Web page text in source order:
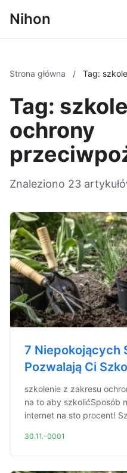
Nihon
Strona główna / Tag:
Tag:
ochrony
Znaleziono 23
7 Niepokojących
Pozwalają Ci
szkolenie z zakresu
na to aby szkolićSposób
internet na sto procent!
30.11.-0001